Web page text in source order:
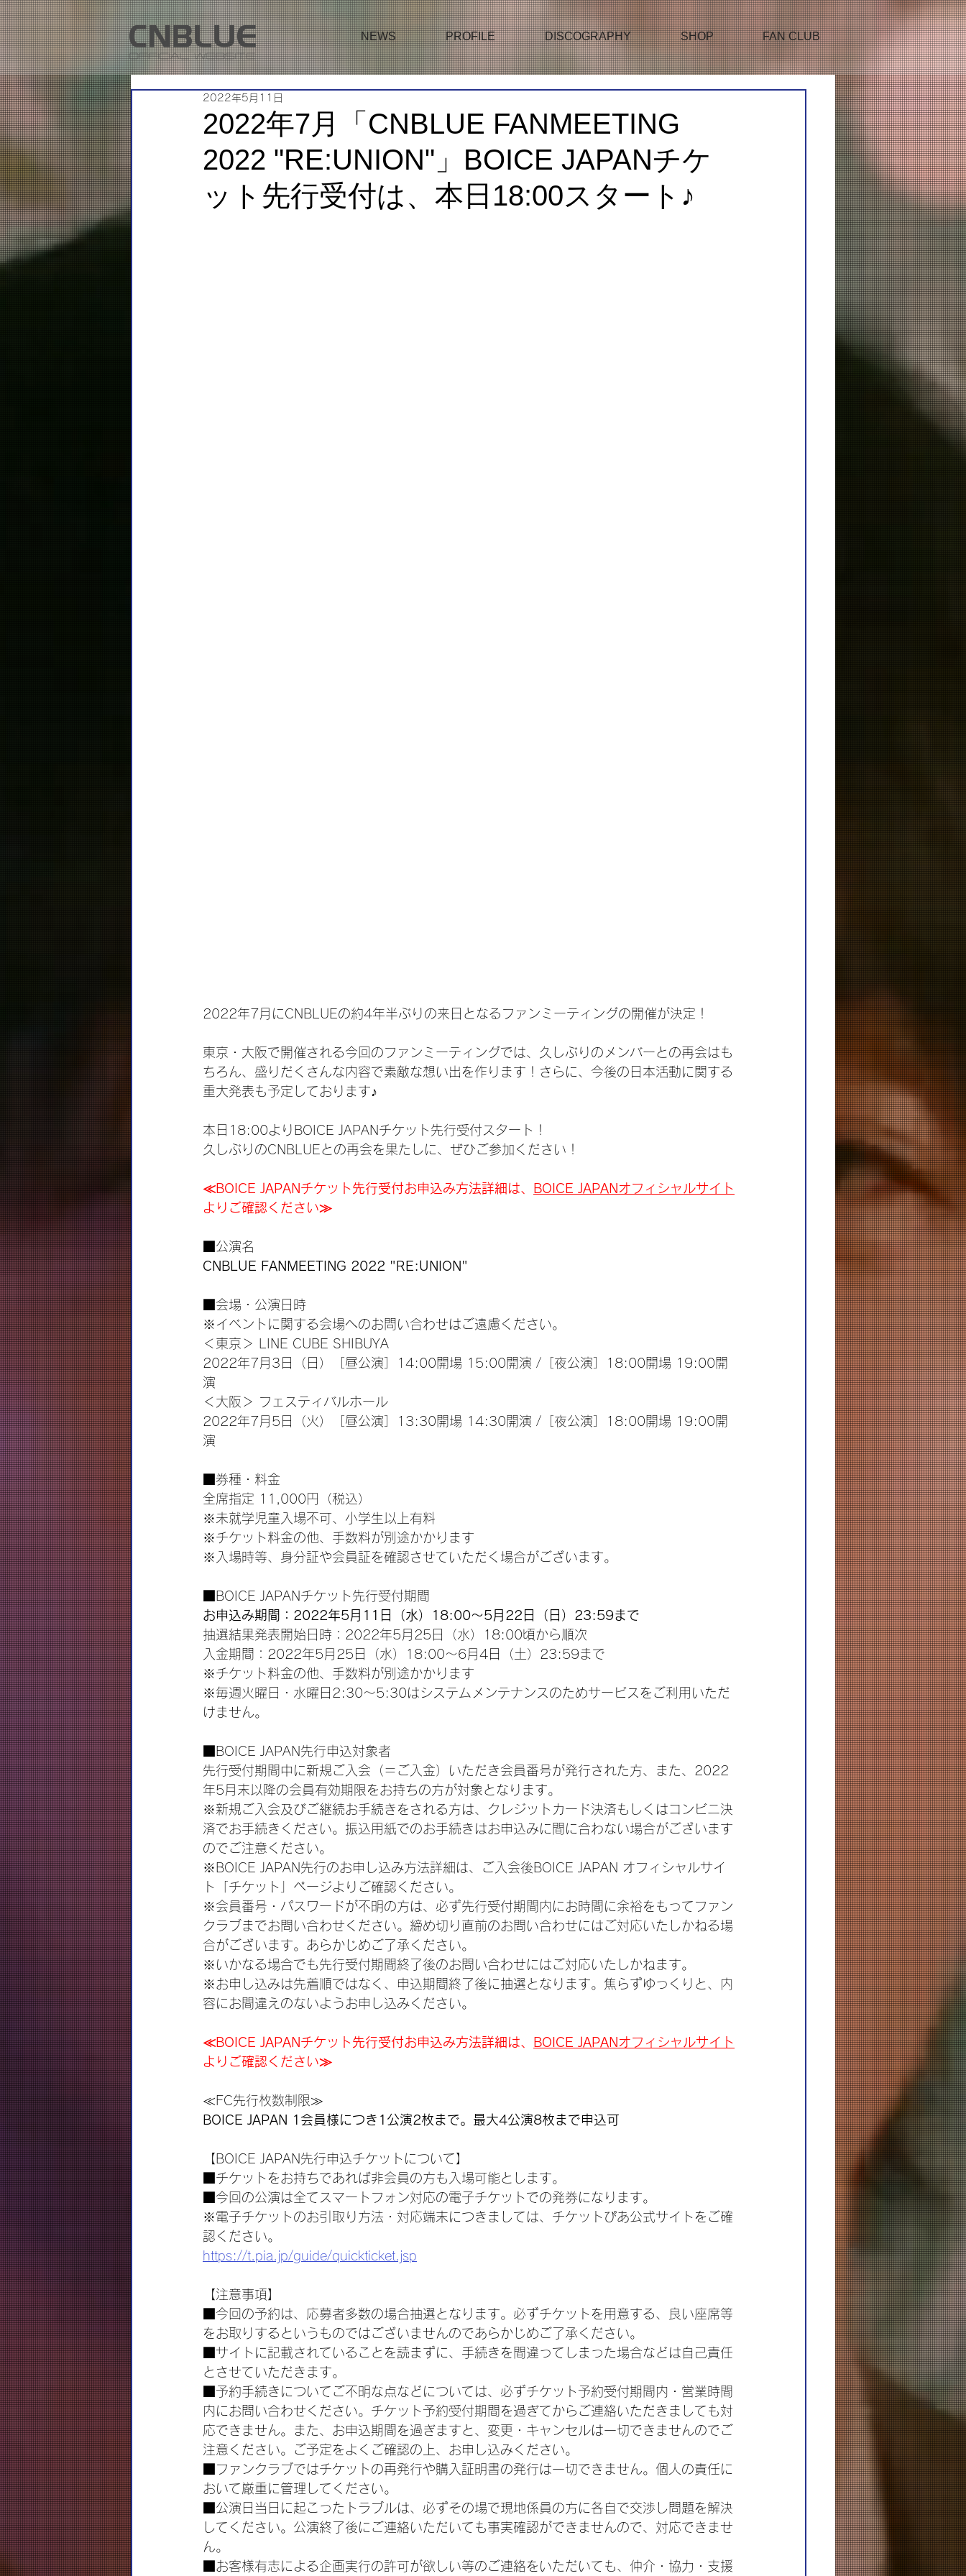
NEWS PROFILE DISCOGRAPHY SHOP FAN CLUB
2022年7月「CNBLUE FANMEETING
2022 "RE:UNION"」BOICE JAPANチケ
ット先行受付は、本日18:00スタート♪
2022年5月11日
2022年7月にCNBLUEの約4年半ぶりの来日となるファンミーティングの開催が決定！
東京・大阪で開催される今回のファンミーティングでは、久しぶりのメンバーとの再会はも
ちろん、盛りだくさんな内容で素敵な想い出を作ります！さらに、今後の日本活動に関する
重大発表も予定しております♪
本日18:00よりBOICE JAPANチケット先行受付スタート！
久しぶりのCNBLUEとの再会を果たしに、ぜひご参加ください！
≪BOICE JAPANチケット先行受付お申込み方法詳細は、
BOICE JAPANオフィシャルサイト
よりご確認ください≫
■公演名
CNBLUE FANMEETING 2022 "RE:UNION"
■会場・公演日時
※イベントに関する会場へのお問い合わせはご遠慮ください。
＜東京＞ LINE CUBE SHIBUYA
2022年7月3日（日）［昼公演］14:00開場 15:00開演 /［夜公演］18:00開場 19:00開
演
＜大阪＞ フェスティバルホール
2022年7月5日（火）［昼公演］13:30開場 14:30開演 /［夜公演］18:00開場 19:00開
演
■券種・料金
全席指定 11,000円（税込）
※未就学児童入場不可、小学生以上有料
※チケット料金の他、手数料が別途かかります
※入場時等、身分証や会員証を確認させていただく場合がございます。
■BOICE JAPANチケット先行受付期間
お申込み期間：2022年5月11日（水）18:00～5月22日（日）23:59まで
抽選結果発表開始日時：2022年5月25日（水）18:00頃から順次
入金期間：2022年5月25日（水）18:00～6月4日（土）23:59まで
※チケット料金の他、手数料が別途かかります
※毎週火曜日・水曜日2:30～5:30はシステムメンテナンスのためサービスをご利用いただ
けません。
■BOICE JAPAN先行申込対象者
先行受付期間中に新規ご入会（＝ご入金）いただき会員番号が発行された方、また、2022
年5月末以降の会員有効期限をお持ちの方が対象となります。
※新規ご入会及びご継続お手続きをされる方は、クレジットカード決済もしくはコンビニ決
済でお手続きください。振込用紙でのお手続きはお申込みに間に合わない場合がございます
のでご注意ください。
※BOICE JAPAN先行のお申し込み方法詳細は、ご入会後BOICE JAPAN オフィシャルサイ
ト「チケット」ページよりご確認ください。
※会員番号・パスワードが不明の方は、必ず先行受付期間内にお時間に余裕をもってファン
クラブまでお問い合わせください。締め切り直前のお問い合わせにはご対応いたしかねる場
合がございます。あらかじめご了承ください。
※いかなる場合でも先行受付期間終了後のお問い合わせにはご対応いたしかねます。
※お申し込みは先着順ではなく、申込期間終了後に抽選となります。焦らずゆっくりと、内
容にお間違えのないようお申し込みください。
≪BOICE JAPANチケット先行受付お申込み方法詳細は、
BOICE JAPANオフィシャルサイト
よりご確認ください≫
≪FC先行枚数制限≫
BOICE JAPAN 1会員様につき1公演2枚まで。最大4公演8枚まで申込可
【BOICE JAPAN先行申込チケットについて】
■チケットをお持ちであれば非会員の方も入場可能とします。
■今回の公演は全てスマートフォン対応の電子チケットでの発券になります。
※電子チケットのお引取り方法・対応端末につきましては、チケットぴあ公式サイトをご確
認ください。
https://t.pia.jp/guide/quickticket.jsp
【注意事項】
■今回の予約は、応募者多数の場合抽選となります。必ずチケットを用意する、良い座席等
をお取りするというものではございませんのであらかじめご了承ください。
■サイトに記載されていることを読まずに、手続きを間違ってしまった場合などは自己責任
とさせていただきます。
■予約手続きについてご不明な点などについては、必ずチケット予約受付期間内・営業時間
内にお問い合わせください。チケット予約受付期間を過ぎてからご連絡いただきましても対
応できません。また、お申込期間を過ぎますと、変更・キャンセルは一切できませんのでご
注意ください。ご予定をよくご確認の上、お申し込みください。
■ファンクラブではチケットの再発行や購入証明書の発行は一切できません。個人の責任に
おいて厳重に管理してください。
■公演日当日に起こったトラブルは、必ずその場で現地係員の方に各自で交渉し問題を解決
してください。公演終了後にご連絡いただいても事実確認ができませんので、対応できませ
ん。
■お客様有志による企画実行の許可が欲しい等のご連絡をいただいても、仲介・協力・支援